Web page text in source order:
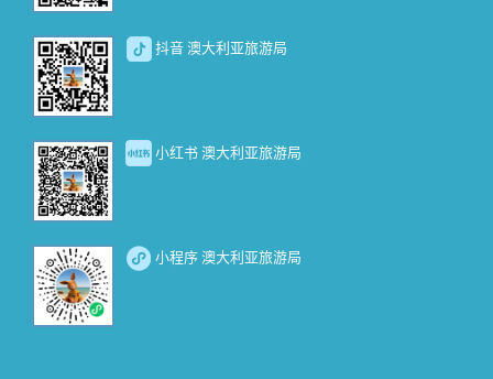
抖音 澳大利亚旅游局
小红书 澳大利亚旅游局
小程序 澳大利亚旅游局